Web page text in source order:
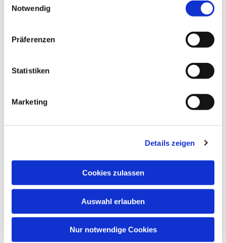
Notwendig
Präferenzen
Statistiken
Marketing
Details zeigen
Cookies zulassen
Auswahl erlauben
Nur notwendige Cookies
Sakramente
Veranstaltungen & Angebote